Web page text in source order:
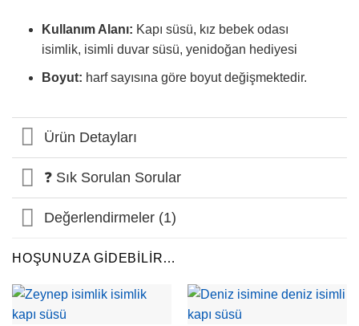
Kullanım Alanı: Kapı süsü, kız bebek odası
isimlik, isimli duvar süsü, yenidoğan hediyesi
Boyut: harf sayısına göre boyut değişmektedir.
Ürün Detayları
❓ Sık Sorulan Sorular
Değerlendirmeler (1)
HOŞUNUZA GIDEBILIR…